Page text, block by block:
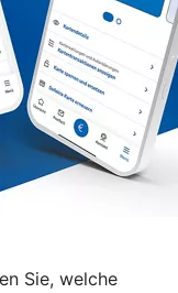
Sie, welche